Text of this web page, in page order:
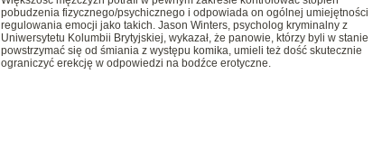
pobudzenia fizycznego/psychicznego i odpowiada on ogólnej umiejętności
regulowania emocji jako takich. Jason Winters, psycholog kryminalny z
Uniwersytetu Kolumbii Brytyjskiej, wykazał, że panowie, którzy byli w stanie
powstrzymać się od śmiania z występu komika, umieli też dość skutecznie
ograniczyć erekcję w odpowiedzi na bodźce erotyczne.